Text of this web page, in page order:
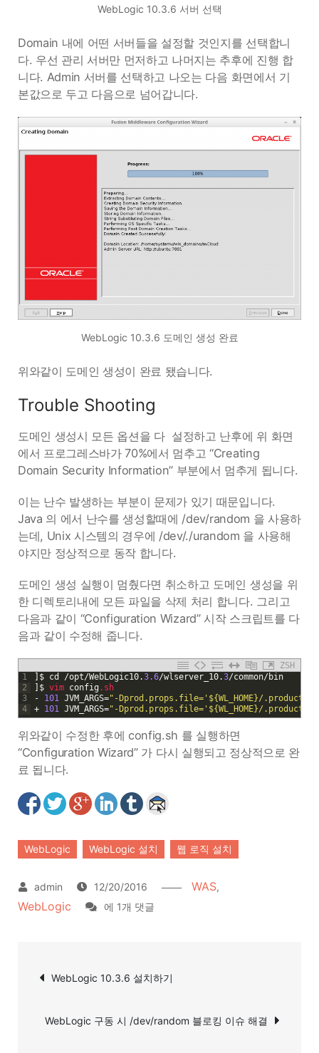
WebLogic 10.3.6 서버 선택
Domain 내에 어떤 서버들을 설정할 것인지를 선택합니
다. 우선 관리 서버만 먼저하고 나머지는 추후에 진행 합
니다. Admin 서버를 선택하고 나오는 다음 화면에서 기
본값으로 두고 다음으로 넘어갑니다.
WebLogic 10.3.6 도메인 생성 완료
위와같이 도메인 생성이 완료 됐습니다.
Trouble Shooting
도메인 생성시 모든 옵션을 다 설정하고 난후에 위 화면
에서 프로그레스바가 70%에서 멈추고 “Creating
Domain Security Information” 부분에서 멈추게 됩니다.
이는 난수 발생하는 부분이 문제가 있기 때문입니다.
Java 의 에서 난수를 생성할때에 /dev/random 을 사용하
는데, Unix 시스템의 경우에 /dev/./urandom 을 사용해
야지만 정상적으로 동작 합니다.
도메인 생성 실행이 멈췄다면 취소하고 도메인 생성을 위
한 디렉토리내에 모든 파일을 삭제 처리 합니다. 그리고
다음과 같이 “Configuration Wizard” 시작 스크립트를 다
음과 같이 수정해 줍니다.
ZSH
1
2
3
4
] $ cd /opt/WebLogic10.3.6/wlserver_10.3/common/bin
] $ vim config .sh
-
101 JVM_ARGS="-Dprod.props.file='${WL_HOME}/
+ 101 JVM_ARGS="-Dprod.props.file='${WL_HOME}/
위와같이 수정한 후에 config.sh 를 실행하면
“Configuration Wizard” 가 다시 실행되고 정상적으로 완
료 됩니다.
WebLogic WebLogic 설치 웹 로직 설치
12/20/2016 WAS,
WebLogic
WebLogic
하
–
에 1개 댓글
탐
WebLogic 10.3.6 설치하기
WebLogic 구동 시 /dev/random 블로킹 이슈 해결